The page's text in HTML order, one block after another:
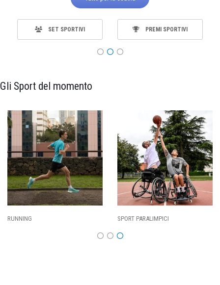
SET SPORTIVI PREMI SPORTIVI
Gli Sport del momento
CALCIO